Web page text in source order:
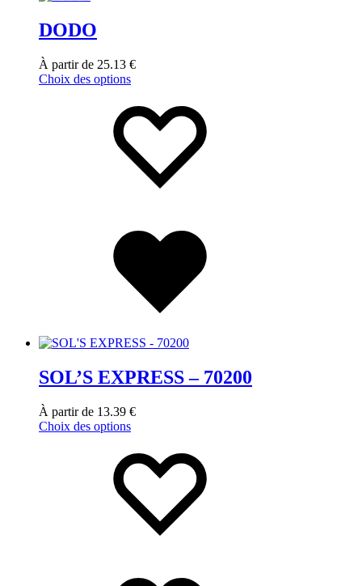
DODO
À partir de 25.13 €
Choix des options
SOL’S EXPRESS – 70200
À partir de 13.39 €
Choix des options